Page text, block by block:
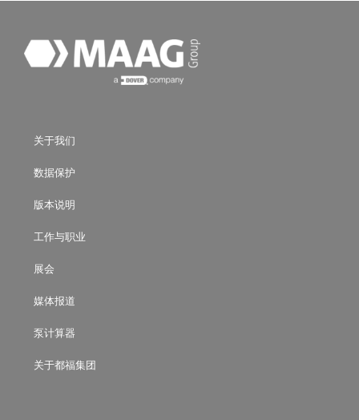
关于我们
数据保护
版本说明
工作与职业
展会
媒体报道
泵计算器
关于都福集团